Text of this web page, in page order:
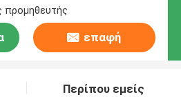
προμηθευτής
επαφή
Περίπου εμείς